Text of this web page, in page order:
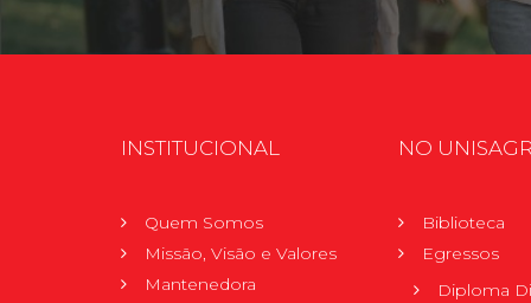
INSTITUCIONAL
Quem Somos
Missão, Visão e Valores
Mantenedora
NO
Biblioteca
Egressos
Diploma